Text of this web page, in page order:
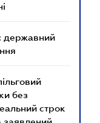
державний
без
строк